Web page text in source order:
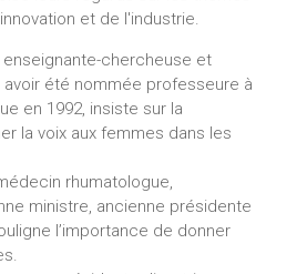
et de l'industrie.
enseignante-chercheuse et
été nommée professeure à
en 1992, insiste sur la
la voix aux femmes dans les
rhumatologue,
ministre, ancienne présidente
l’importance de donner